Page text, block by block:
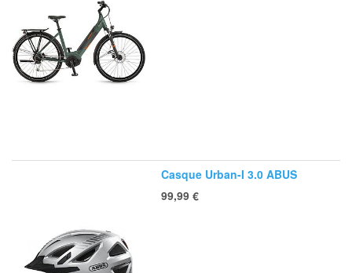
Casque Urban-I 3.0 ABUS
99,99 €